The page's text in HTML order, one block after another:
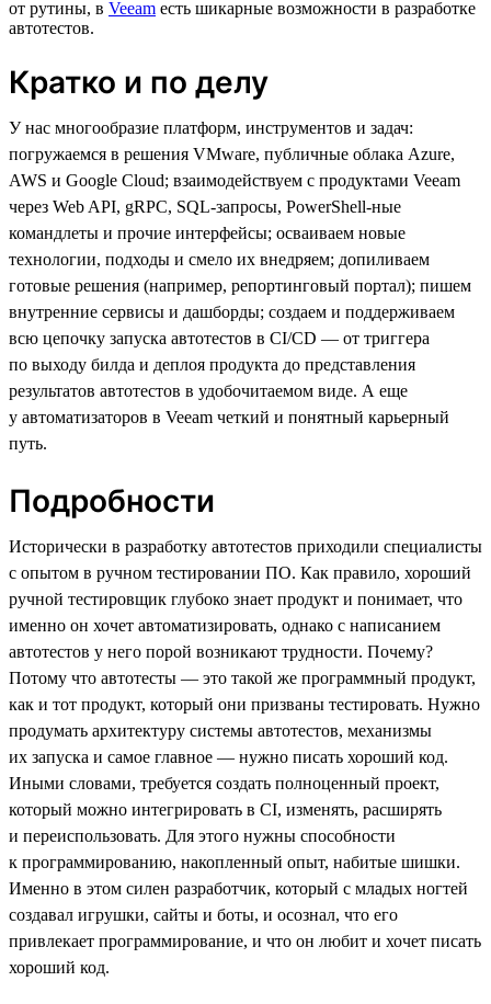
от рутины, в Veeam есть шикарные возможности в разработке
автотестов.
Кратко и по делу
У нас многообразие платформ, инструментов и задач:
погружаемся в решения VMware, публичные облака Azure,
AWS и Google Cloud; взаимодействуем с продуктами Veeam
через Web API, gRPC, SQL-запросы, PowerShell-ные
командлеты и прочие интерфейсы; осваиваем новые
технологии, подходы и смело их внедряем; допиливаем
готовые решения (например, репортинговый портал); пишем
внутренние сервисы и дашборды; создаем и поддерживаем
всю цепочку запуска автотестов в CI/CD — от триггера
по выходу билда и деплоя продукта до представления
результатов автотестов в удобочитаемом виде. А еще
у автоматизаторов в Veeam четкий и понятный карьерный
путь.
Подробности
Исторически в разработку автотестов приходили специалисты
с опытом в ручном тестировании ПО. Как правило, хороший
ручной тестировщик глубоко знает продукт и понимает, что
именно он хочет автоматизировать, однако с написанием
автотестов у него порой возникают трудности. Почему?
Потому что автотесты — это такой же программный продукт,
как и тот продукт, который они призваны тестировать. Нужно
продумать архитектуру системы автотестов, механизмы
их запуска и самое главное — нужно писать хороший код.
Иными словами, требуется создать полноценный проект,
который можно интегрировать в CI, изменять, расширять
и переиспользовать. Для этого нужны способности
к программированию, накопленный опыт, набитые шишки.
Именно в этом силен разработчик, который с младых ногтей
создавал игрушки, сайты и боты, и осознал, что его
привлекает программирование, и что он любит и хочет писать
хороший код.